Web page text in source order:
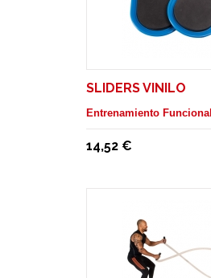
SLIDERS VINILO
Entrenamiento Funcional
14,52 €